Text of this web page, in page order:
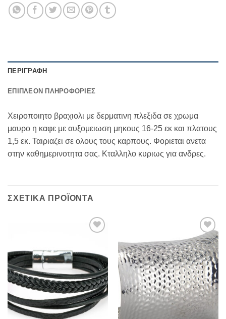
ΠΕΡΙΓΡΑΦΉ
ΕΠΙΠΛΈΟΝ ΠΛΗΡΟΦΟΡΊΕΣ
Χειροποιητο βραχιολι με δερματινη πλεξιδα σε χρωμα
μαυρο η καφε με αυξομειωση μηκους 16-25 εκ και πλατους
1,5 εκ. Ταιριαζει σε ολους τους καρπους. Φοριεται ανετα
στην καθημερινοτητα σας. Κταλληλο κυριως για ανδρες.
ΣΧΕΤΙΚΆ ΠΡΟΪΌΝΤΑ
Add to
Wishlist